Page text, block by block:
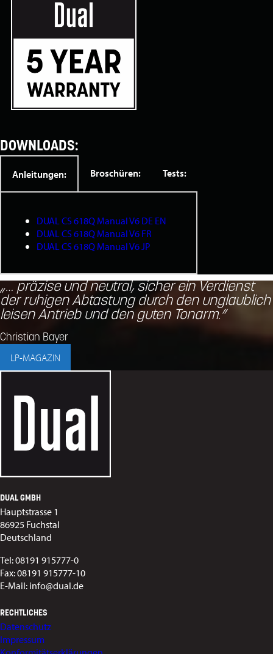
DOWNLOADS:
Anleitungen: Broschüren: Tests:
DUAL CS 618Q Manual V6 DE EN
DUAL CS 618Q Manual V6 FR
DUAL CS 618Q Manual V6 JP
„… präzise und neutral, sicher ein Verdienst
der ruhigen Abtastung durch den unglaublich
leisen Antrieb und den guten Tonarm.”
Christian Bayer
LP-MAGAZIN
DUAL GMBH
Hauptstrasse 1
86925 Fuchstal
Deutschland
Tel: 08191 915777-0
Fax: 08191 915777-10
E-Mail: info@dual.de
RECHTLICHES
Datenschutz
Impressum